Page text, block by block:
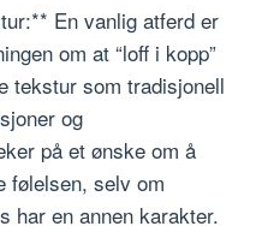
En vanlig atferd er
om at “loff i kopp”
tekstur som tradisjonell
og
på et ønske om å
følelsen, selv om
har en annen karakter.